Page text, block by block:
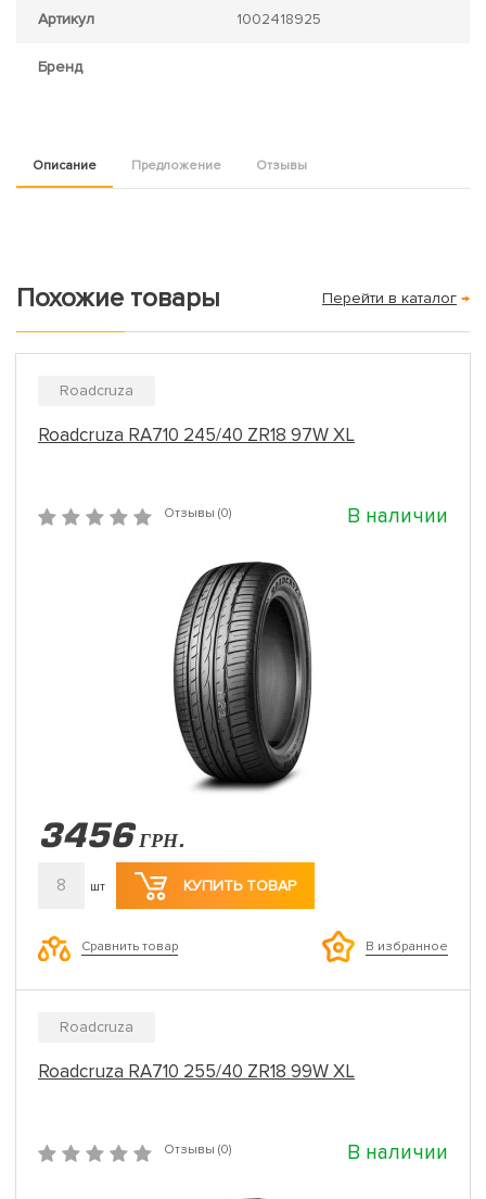
Артикул 1002418925
Бренд
Описание Предложение Отзывы
Похожие товары Перейти в каталог →
Roadcruza
Roadcruza RA710 245/40 ZR18 97W XL
Отзывы (0) В наличии
3456 ГРН.
8 шт КУПИТЬ ТОВАР
Сравнить товар В избранное
Roadcruza
Roadcruza RA710 255/40 ZR18 99W XL
Отзывы (0) В наличии